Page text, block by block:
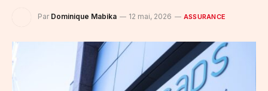
Par Dominique Mabika 12 mai, 2026 ASSURANCE